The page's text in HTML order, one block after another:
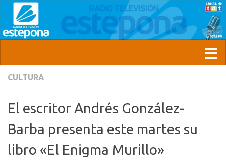
CULTURA
El escritor Andrés González-
Barba presenta este martes su
libro «El Enigma Murillo»